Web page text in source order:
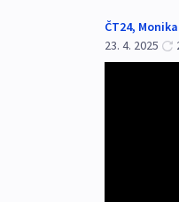
ČT24,
23. 4. 2025